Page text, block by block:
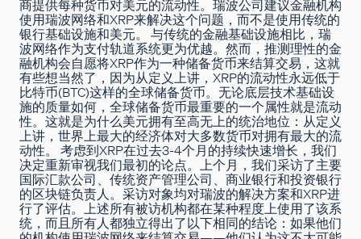
商提供每种货币对美元的流动性。瑞波公司建议金融机构
使用瑞波网络和XRP来解决这个问题，而不是使用传统的
银行基础设施和美元。 与传统的金融基础设施相比，瑞
波网络作为支付轨道系统更为优越。然而，推测理性的金
融机构会自愿将XRP作为一种储备货币来结算交易，这就
有些想当然了，因为从定义上讲，XRP的流动性永远低于
比特币(BTC)这样的全球储备货币。无论底层技术基础设
施的质量如何，全球储备货币最重要的一个属性就是流动
性。这就是为什么美元拥有至高无上的统治地位：从定义
上讲，世界上最大的经济体对大多数货币对拥有最大的流
动性。 考虑到XRP在过去3-4个月的持续快速增长，我们
决定重新审视我们最初的论点。上个月，我们采访了主要
国际汇款公司、传统资产管理公司、商业银行和投资银行
的区块链负责人。采访对象均对瑞波的解决方案和XRP进
行了评估。上述所有被访机构都在某种程度上使用了该系
统，而且所有人都独立得出了以下相同的结论：如果他们